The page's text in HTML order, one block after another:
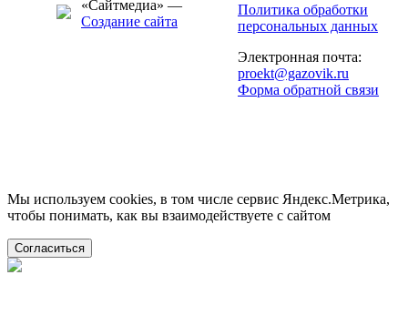
«Сайтмедиа» —
Создание сайта
Политика обработки
персональных данных
Электронная почта:
proekt@gazovik.ru
Форма обратной связи
Мы используем cookies, в том числе сервис Яндекс.Метрика,
чтобы понимать, как вы взаимодействуете с сайтом
Согласиться